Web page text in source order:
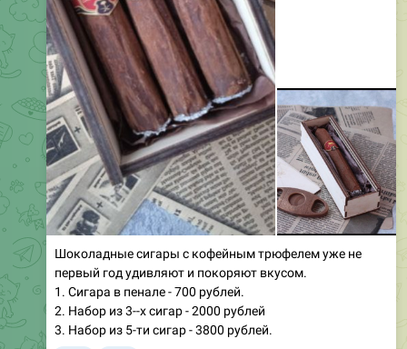
Шоколадные сигары с кофейным трюфелем уже не
первый год удивляют и покоряют вкусом.
1. Сигара в пенале - 700 рублей.
2. Набор из 3--х сигар - 2000 рублей
3. Набор из 5-ти сигар - 3800 рублей.
3 1